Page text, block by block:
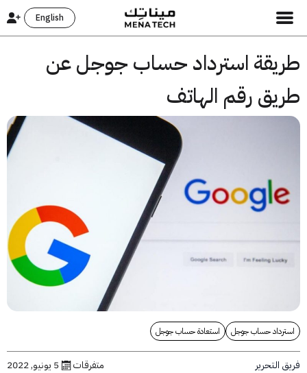
English
استرداد حساب جوجل عن
رقم الهاتف
حساب جوجل استعادة حساب جوجل
متفرقات 5 يونيو, 2022